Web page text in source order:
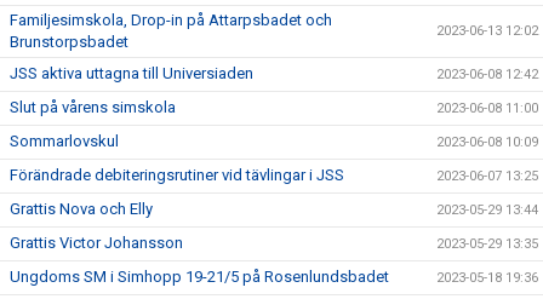
Familjesimskola, Drop-in på Attarpsbadet och
Brunstorpsbadet
2023-06-13 12:02
JSS aktiva uttagna till Universiaden 2023-06-08 12:42
Slut på vårens simskola 2023-06-08 11:00
Sommarlovskul 2023-06-08 10:09
Förändrade debiteringsrutiner vid tävlingar i JSS 2023-06-07 13:25
Grattis Nova och Elly 2023-05-29 13:44
Grattis Victor Johansson 2023-05-29 13:35
Ungdoms SM i Simhopp 19-21/5 på Rosenlundsbadet 2023-05-18 19:36